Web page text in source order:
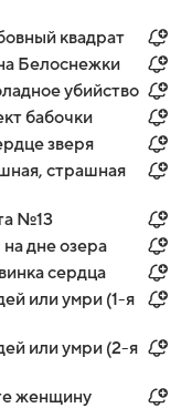
квадрат
Белоснежки
убийство
бабочки
зверя
страшная
№13
дне озера
сердца
или умри (1-я
или умри (2-я
женщину